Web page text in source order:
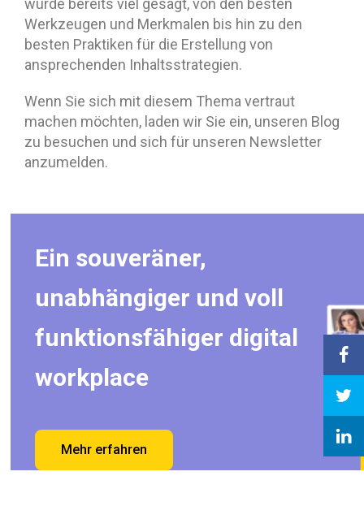
wurde bereits viel gesagt, von den besten
Werkzeugen und Merkmalen bis hin zu den
besten Praktiken für die Erstellung von
ansprechenden Inhaltsstrategien.
Wenn Sie sich mit diesem Thema vertraut
machen möchten, laden wir Sie ein, unseren Blog
zu besuchen und sich für unseren Newsletter
anzumelden.
Ein souveräner,
unabhängiger und voll
funktionsfähiger digital
workplace
Mehr erfahren